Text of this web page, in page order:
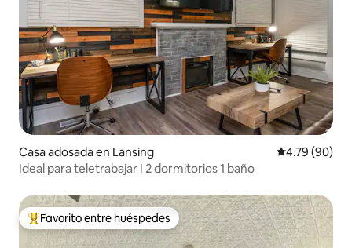
Casa adosada en Lansing Calificación
4.79 (90)
Ideal para teletrabajar I 2 dormitorios 1 baño
Favorito entre huéspedes preferido
Favorito entre huéspedes